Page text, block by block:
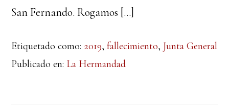
San Fernando. Rogamos […]
Etiquetado como: 2019,fallecimiento, Junta General
Publicado en: La Hermandad